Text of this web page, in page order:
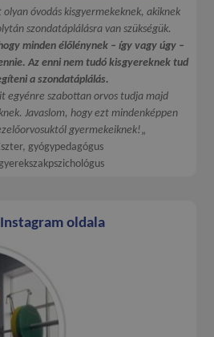
óvodás kisgyermekeknek, akiknek
szondatáplálásra van szükségük.
minden élőlénynek – így vagy úgy –
Az enni nem tudó kisgyereknek tud
a szondatáplálás.
egyénre szabottan orvos tudja majd
Javaslom, hogy ezt mindenképpen
gyermekeiknek!„
gyógypedagógus
oldala